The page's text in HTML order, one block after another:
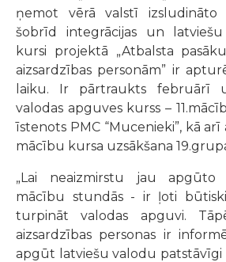
ņemot vērā valstī izsludināto
šobrīd integrācijas un
kursi projektā „Atbalsta
aizsardzības personām” ir
laiku. Ir pārtraukts februārī
valodas apguves kurss –
īstenots PMC “Mucenieki”, kā
mācību kursa uzsākšana
„Lai neaizmirstu jau apgūto
mācību stundās - ir ļoti
turpināt valodas apguvi.
aizsardzības personas ir
apgūt latviešu valodu patstāvīgi